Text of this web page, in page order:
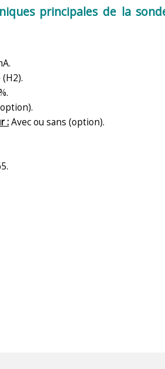
principales de la
:Avec ou sans (option).